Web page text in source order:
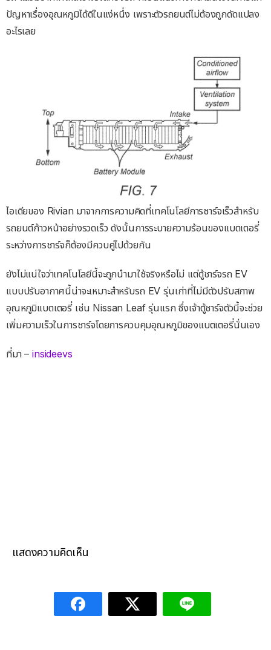
ปัญหาเรื่องอุณหภูมิได้ดีในแง่หนึ่ง เพราะตัวรถยนต์ไม่ต้องถูกดัดแปลง
อะไรเลย
ไอเดียของ Rivian มาจากการความคิดที่เทคโนโลยีการชาร์จเร็วสำหรับ
รถยนต์ก้าวหน้าอย่างรวดเร็ว ดังนั้นการระบายความร้อนของแบตเตอรี่
ระหว่างการชาร์จก็ต้องมีควบคู่ไปด้วยกัน
ยังไม่แน่ใจว่าเทคโนโลยีนี้จะถูกนำมาใช้จริงหรือไม่ แต่ตู้ชาร์จรถ EV
แบบปรับอากาศนี้น่าจะเหมาะสำหรับรถ EV รุ่นเก่าที่ไม่มีตัวปรับสภาพ
อุณหภูมิแบตเตอรี่ เช่น Nissan Leaf รุ่นแรก ซึ่งเจ้าตู้ชาร์จตัวนี้จะช่วย
เพิ่มความเร็วในการชาร์จโดยการควบคุมอุณหภูมิของแบตเตอรี่นั่นเอง
ที่มา –insideevs
แสดงความคิดเห็น